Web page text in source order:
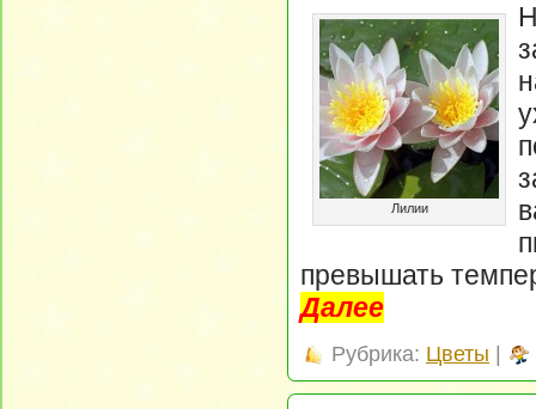
Лилии
превышать
Далее
Рубрика: Цветы